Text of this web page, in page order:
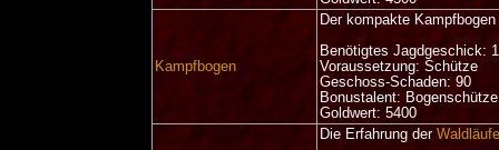
Kampfbogen
Der kompakte
Benötigtes Jagdgeschick:
Voraussetzung: Schütze
Geschoss-Schaden: 90
Bonustalent: Bogenschütze
Goldwert: 5400
Die Erfahrung der